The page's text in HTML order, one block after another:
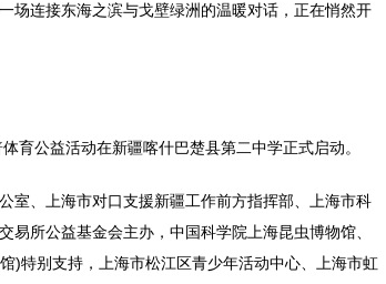
场连接东海之滨与戈壁绿洲的温暖对话，正在悄然开
育公益活动在新疆喀什巴楚县第二中学正式启动。
室、上海市对口支援新疆工作前方指挥部、上海市科
所公益基金会主办，中国科学院上海昆虫博物馆、
)特别支持，上海市松江区青少年活动中心、上海市虹